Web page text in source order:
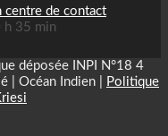
centre de contact
35 min
déposée INPI N°18 4
| Océan Indien |
Politique